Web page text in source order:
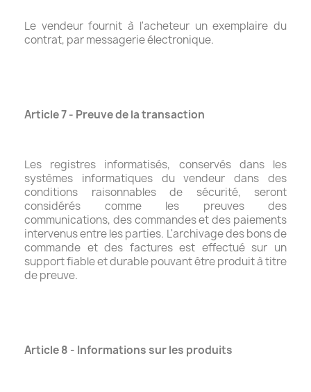
Le vendeur fournit à l'acheteur un exemplaire du
contrat, par messagerie électronique.
Article 7 - Preuve de la transaction
Les registres informatisés, conservés dans les
systèmes informatiques du vendeur dans des
conditions raisonnables de sécurité, seront
considérés comme les preuves des
communications, des commandes et des paiements
intervenus entre les parties. L'archivage des bons de
commande et des factures est effectué sur un
support fiable et durable pouvant être produit à titre
de preuve.
Article 8 - Informations sur les produits